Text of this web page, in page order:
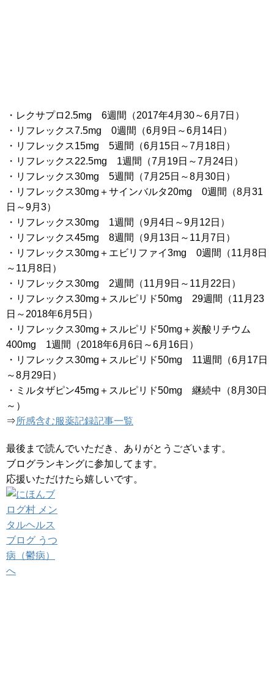
・レクサプロ2.5mg 6週間（2017年4月30～6月7日）
・リフレックス7.5mg 0週間（6月9日～6月14日）
・リフレックス15mg 5週間（6月15日～7月18日）
・リフレックス22.5mg 1週間（7月19日～7月24日）
・リフレックス30mg 5週間（7月25日～8月30日）
・リフレックス30mg＋サインバルタ20mg 0週間（8月31
日～9月3）
・リフレックス30mg 1週間（9月4日～9月12日）
・リフレックス45mg 8週間（9月13日～11月7日）
・リフレックス30mg＋エビリファイ3mg 0週間（11月8日
～11月8日）
・リフレックス30mg 2週間（11月9日～11月22日）
・リフレックス30mg＋スルピリド50mg 29週間（11月23
日～2018年6月5日）
・リフレックス30mg＋スルピリド50mg＋炭酸リチウム
400mg 1週間（2018年6月6日～6月16日）
・リフレックス30mg＋スルピリド50mg 11週間（6月17日
～8月29日）
・ミルタザピン45mg＋スルピリド50mg 継続中（8月30日
～）
⇒所感含む服薬記録記事一覧
最後まで読んでいただき、ありがとうございます。
ブログランキングに参加してます。
応援いただけたら嬉しいです。